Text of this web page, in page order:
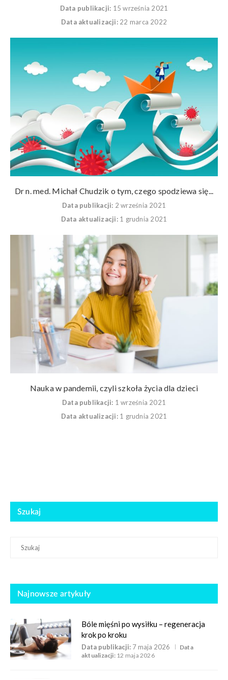
Data publikacji: 15 września 2021
Data aktualizacji: 22 marca 2022
Dr n. med. Michał Chudzik o tym, czego spodziewa się...
Data publikacji: 2 września 2021
Data aktualizacji: 1 grudnia 2021
Nauka w pandemii, czyli szkoła życia dla dzieci
Data publikacji: 1 września 2021
Data aktualizacji: 1 grudnia 2021
Szukaj
Najnowsze artykuły
Bóle mięśni po wysiłku – regeneracja
krok po kroku
Data publikacji: 7 maja 2026
Data
aktualizacji: 12 maja 2026